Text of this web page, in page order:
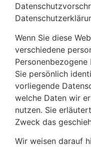
Wenn Sie diese
verschiedene
Sie persönlich
vorliegende
welche Daten wir
nutzen. Sie
Zweck das
Wir weisen darauf